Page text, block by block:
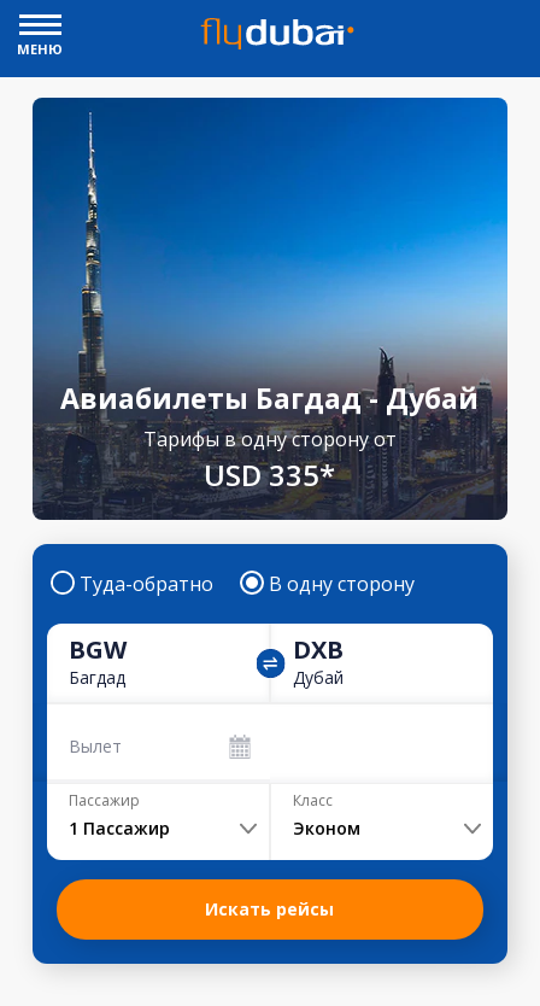
МЕНЮ
Авиабилеты Багдад - Дубай
Тарифы в одну сторону от
USD 335*
Туда-обратно В одну сторону
BGW
Багдад
DXB
Дубай
Вылет
Пассажир
1 Пассажир
Класс
Эконом
Искать рейсы